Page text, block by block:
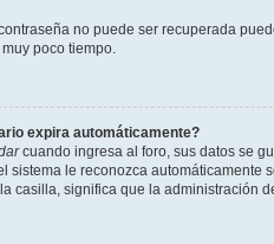
no puede ser recuperada
poco tiempo.
expira automáticamente?
cuando ingresa al foro, sus datos se
sistema le reconozca
casilla, significa que la administración